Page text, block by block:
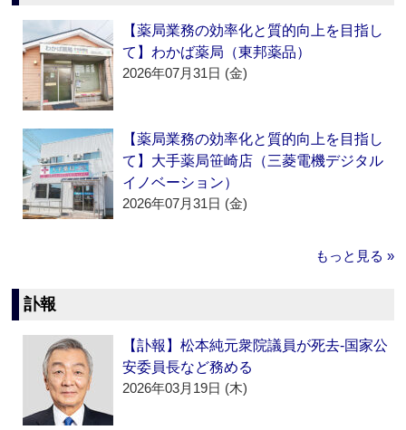
【薬局業務の効率化と質的向上を目指し
て】わかば薬局（東邦薬品）
2026年07月31日 (金)
【薬局業務の効率化と質的向上を目指し
て】大手薬局笹崎店（三菱電機デジタル
イノベーション）
2026年07月31日 (金)
もっと見る »
訃報
【訃報】松本純元衆院議員が死去‐国家公
安委員長など務める
2026年03月19日 (木)